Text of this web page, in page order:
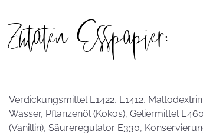
Zutaten Esspapier:
Verdickungsmittel E1422, E1412,
Wasser, Pflanzenöl (Kokos), Geliermittel
(Vanillin), Säureregulator E330,